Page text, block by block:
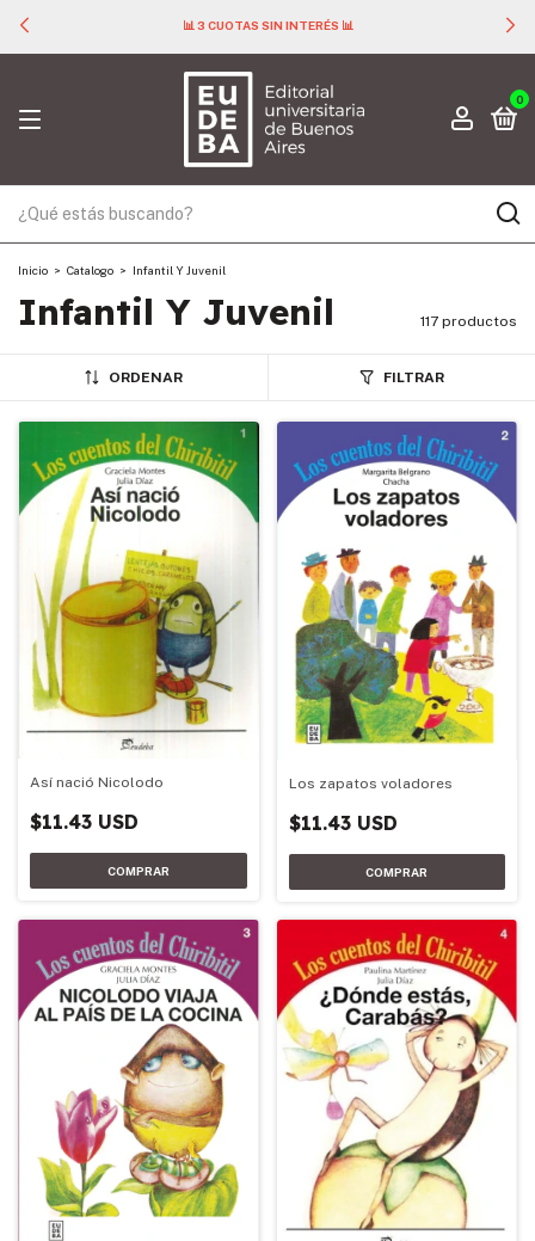
📊 3 CUOTAS SIN INTERÉS 📊
0
Inicio > Catalogo > Infantil Y Juvenil
Infantil Y Juvenil 117 productos
ORDENAR FILTRAR
Así nació Nicolodo
$11.43 USD
Los zapatos voladores
$11.43 USD